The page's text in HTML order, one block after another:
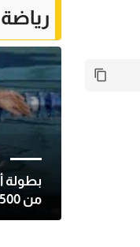
رياضة
بطولة
من 1500 رياضي في المنافسة